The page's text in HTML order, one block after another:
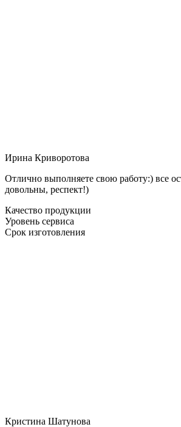
Ирина Криворотова
Отлично выполняете свою работу:) все
довольны, респект!)
Качество продукции
Уровень сервиса
Срок изготовления
Кристина Шатунова